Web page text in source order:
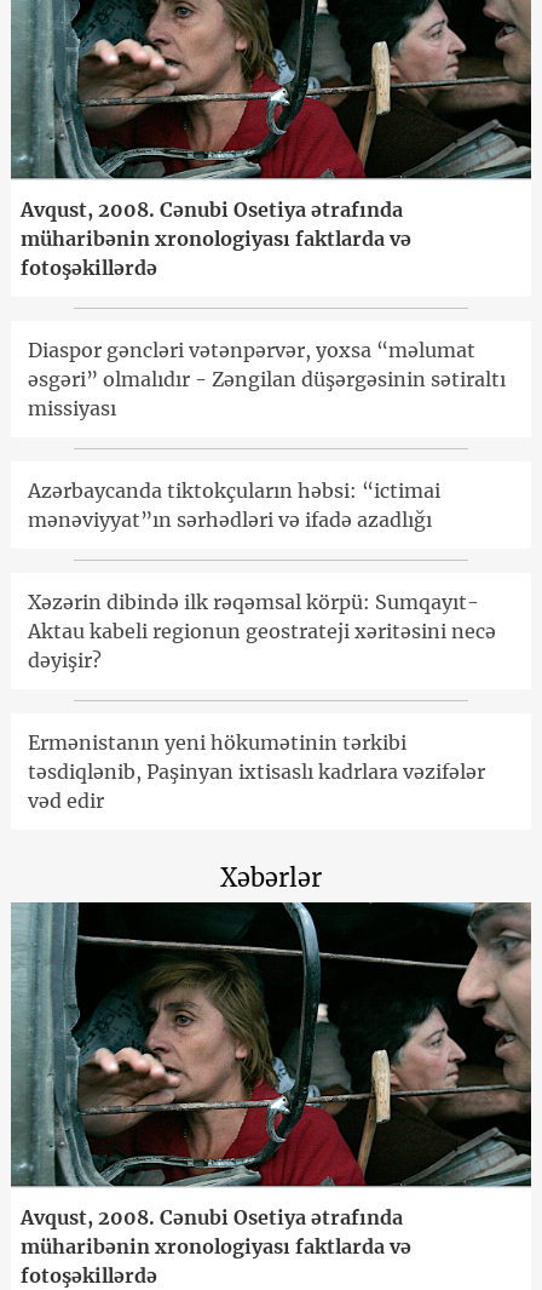
Avqust, 2008. Cənubi Osetiya ətrafında
müharibənin xronologiyası faktlarda və
fotoşəkillərdə
Diaspor gəncləri vətənpərvər, yoxsa “məlumat
əsgəri” olmalıdır - Zəngilan düşərgəsinin sətiraltı
missiyası
Azərbaycanda tiktokçuların həbsi: “ictimai
mənəviyyat”ın sərhədləri və ifadə azadlığı
Xəzərin dibində ilk rəqəmsal körpü: Sumqayıt-
Aktau kabeli regionun geostrateji xəritəsini necə
dəyişir?
Ermənistanın yeni hökumətinin tərkibi
təsdiqlənib, Paşinyan ixtisaslı kadrlara vəzifələr
vəd edir
Xəbərlər
Avqust, 2008. Cənubi Osetiya ətrafında
müharibənin xronologiyası faktlarda və
fotoşəkillərdə